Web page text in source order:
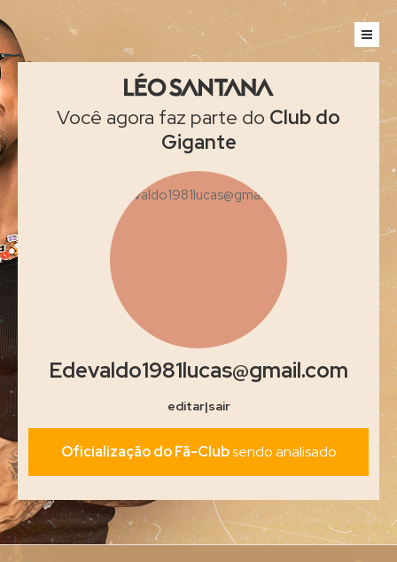
Você agora faz parte do Club do
Gigante
Edevaldo1981lucas@gmail.com
editar|sair
Oficialização do Fã-Clubsendo analisado